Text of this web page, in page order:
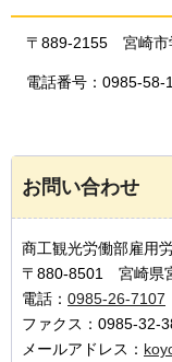
〒889-2155 宮崎市
電話番号：0985-58-
お問い合わせ
商工観光労働部雇用
〒880-8501 宮崎県
電話： 0985-26-7107
ファクス：0985-32-
メールアドレス：